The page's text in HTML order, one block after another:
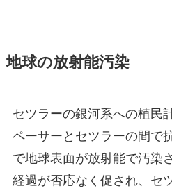
地球の放射能汚染
セツラーの銀河系への植民
ペーサーとセツラーの間で
で地球表面が放射能で汚染
経過が否応なく促され、セ